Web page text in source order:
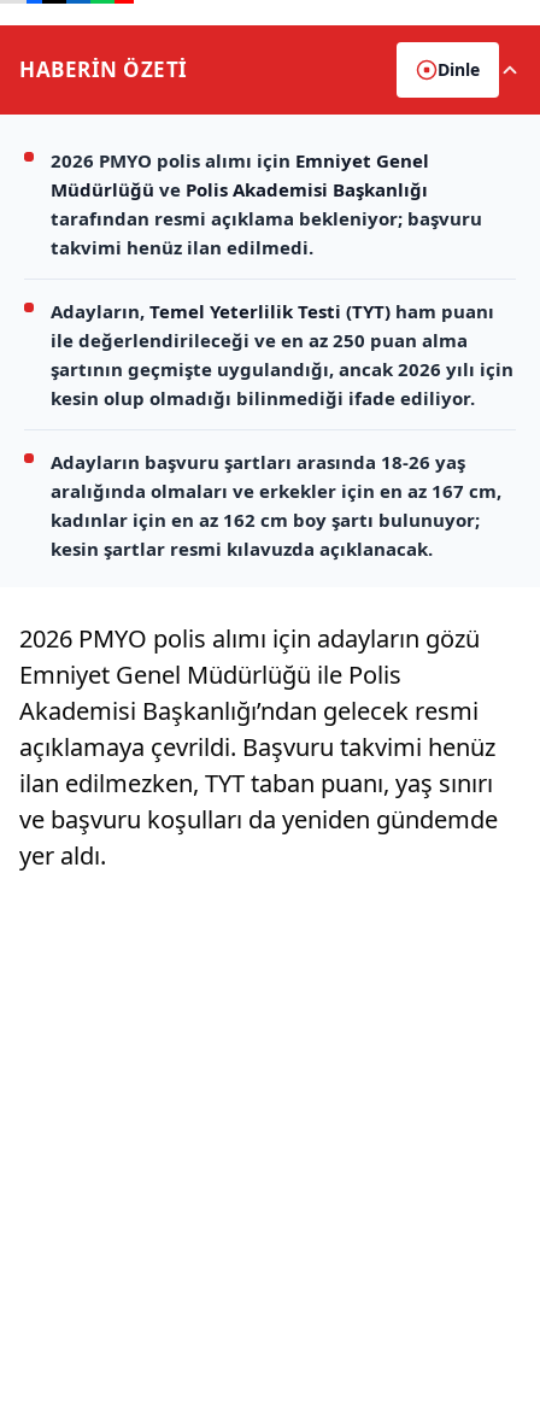
HABERİN ÖZETİ Dinle
2026 PMYO polis alımı için Emniyet Genel
Müdürlüğü ve Polis Akademisi Başkanlığı
tarafından resmi açıklama bekleniyor; başvuru
takvimi henüz ilan edilmedi.
Adayların, Temel Yeterlilik Testi (TYT) ham puanı
ile değerlendirileceği ve en az 250 puan alma
şartının geçmişte uygulandığı, ancak 2026 yılı için
kesin olup olmadığı bilinmediği ifade ediliyor.
Adayların başvuru şartları arasında 18-26 yaş
aralığında olmaları ve erkekler için en az 167 cm,
kadınlar için en az 162 cm boy şartı bulunuyor;
kesin şartlar resmi kılavuzda açıklanacak.
2026 PMYO polis alımı için adayların gözü
Emniyet Genel Müdürlüğü ile Polis
Akademisi Başkanlığı’ndan gelecek resmi
açıklamaya çevrildi. Başvuru takvimi henüz
ilan edilmezken, TYT taban puanı, yaş sınırı
ve başvuru koşulları da yeniden gündemde
yer aldı.